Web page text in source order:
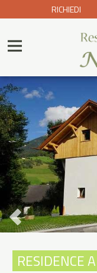
RICHIEDI
RESIDENCE